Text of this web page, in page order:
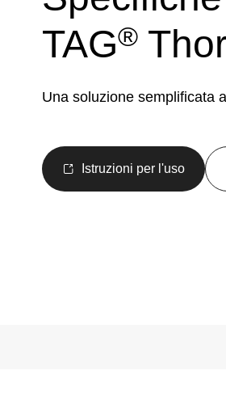
TAG®
Una soluzione semplificata
Istruzioni per l'uso